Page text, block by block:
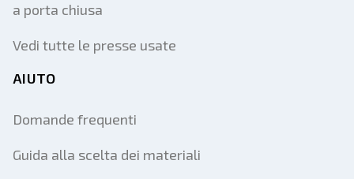
a porta chiusa
Vedi tutte le presse usate
AIUTO
Domande frequenti
Guida alla scelta dei materiali